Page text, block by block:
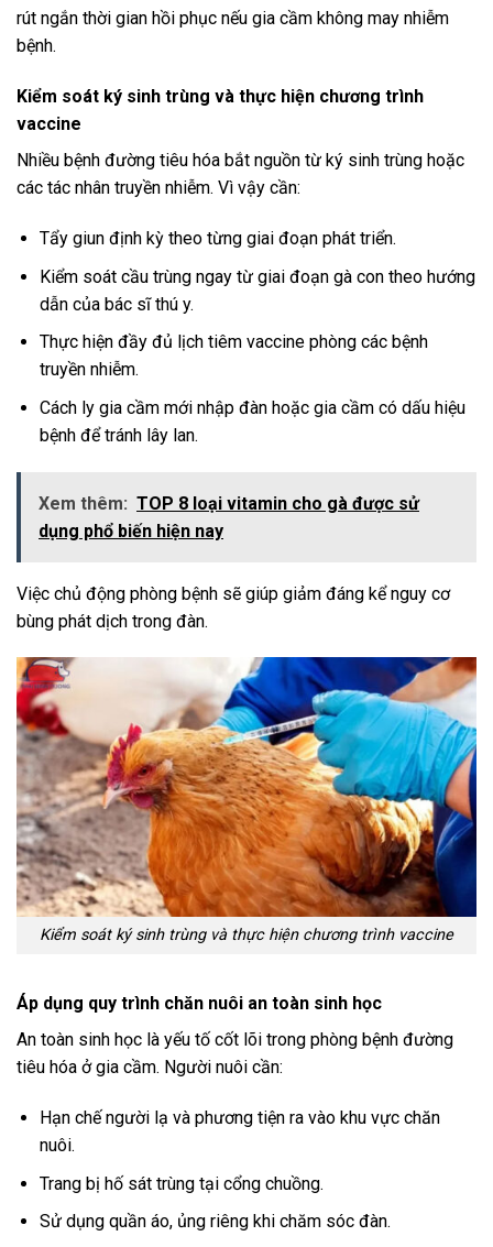
rút ngắn thời gian hồi phục nếu gia cầm không may nhiễm
bệnh.
Kiểm soát ký sinh trùng và thực hiện chương trình
vaccine
Nhiều bệnh đường tiêu hóa bắt nguồn từ ký sinh trùng hoặc
các tác nhân truyền nhiễm. Vì vậy cần:
Tẩy giun định kỳ theo từng giai đoạn phát triển.
Kiểm soát cầu trùng ngay từ giai đoạn gà con theo hướng
dẫn của bác sĩ thú y.
Thực hiện đầy đủ lịch tiêm vaccine phòng các bệnh
truyền nhiễm.
Cách ly gia cầm mới nhập đàn hoặc gia cầm có dấu hiệu
bệnh để tránh lây lan.
Xem thêm: TOP 8 loại vitamin cho gà được sử
dụng phổ biến hiện nay
Việc chủ động phòng bệnh sẽ giúp giảm đáng kể nguy cơ
bùng phát dịch trong đàn.
Kiểm soát ký sinh trùng và thực hiện chương trình vaccine
Áp dụng quy trình chăn nuôi an toàn sinh học
An toàn sinh học là yếu tố cốt lõi trong phòng bệnh đường
tiêu hóa ở gia cầm. Người nuôi cần:
Hạn chế người lạ và phương tiện ra vào khu vực chăn
nuôi.
Trang bị hố sát trùng tại cổng chuồng.
Sử dụng quần áo, ủng riêng khi chăm sóc đàn.